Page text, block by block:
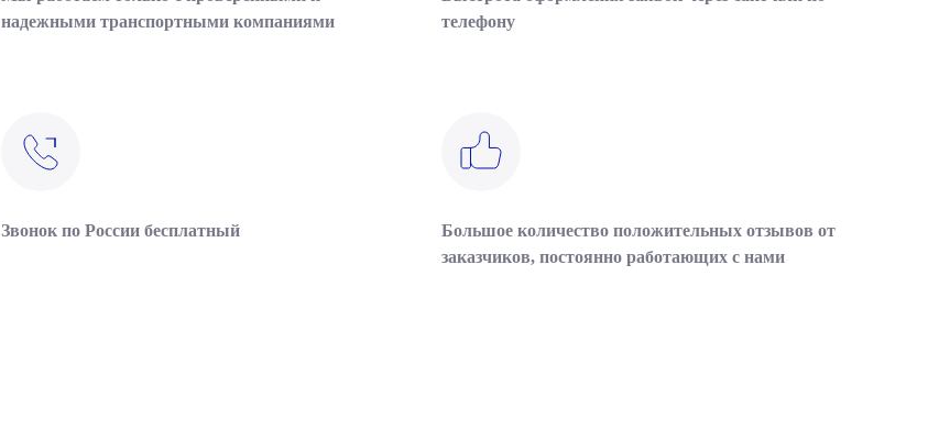
надежными транспортными компаниями
телефону
Звонок по России бесплатный
Большое количество положительных отзывов от
заказчиков, постоянно работающих с нами